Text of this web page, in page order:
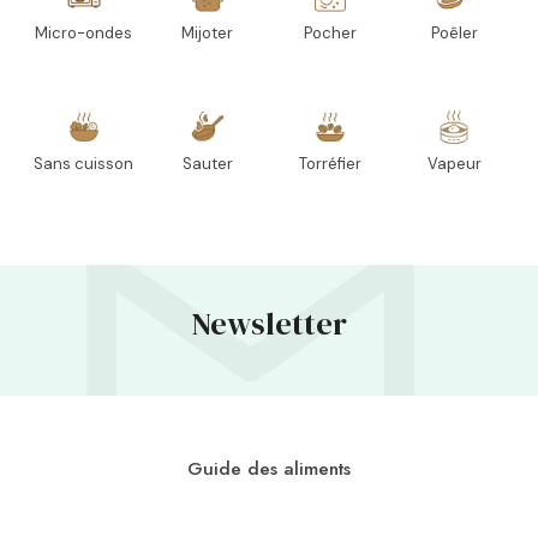
Micro-ondes Mijoter Pocher Poêler
Sans cuisson Sauter Torréfier Vapeur
Newsletter
Guide des aliments